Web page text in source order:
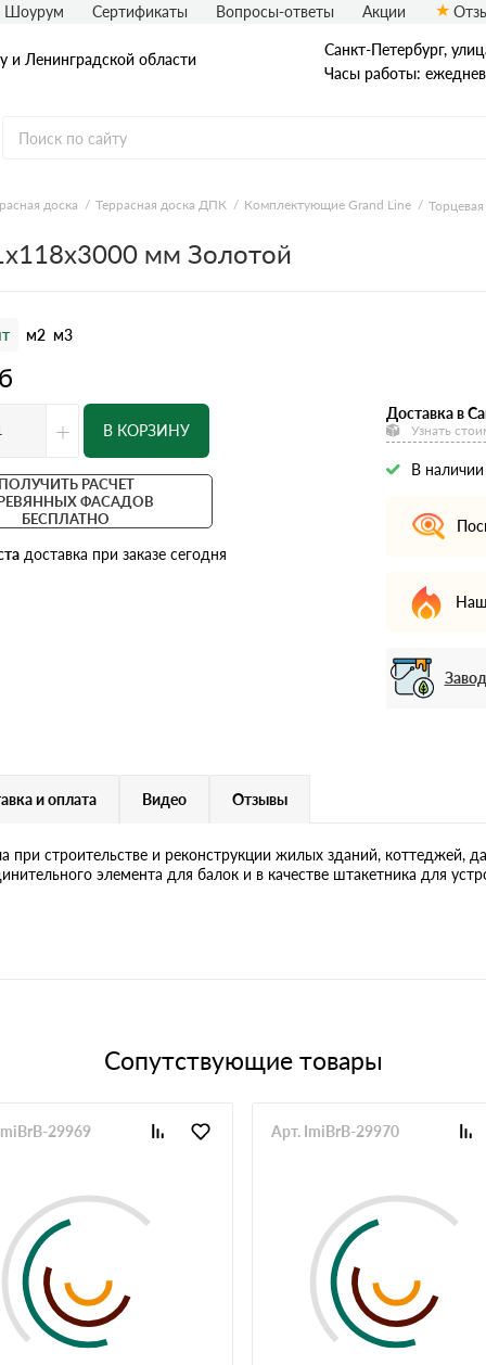
и Ленинградской области
Санкт-Петербург,
Часы работы:
Шоурум Сертификаты Вопросы-ответы Акции
доска Террасная доска ДПК Комплектующие Grand Line
мм Золотой
м2 м3
+ В КОРЗИНУ
РАСЧЕТ
ФАСАДОВ
БЕСПЛАТНО
доставка при заказе сегодня
Доставка в
Узнать
В наличии
и оплата Видео Отзывы
при строительстве и реконструкции жилых зданий, коттеджей,
элемента для балок и в качестве штакетника для
Сопутствующие товары
29969 Арт. ImiBrB-29970